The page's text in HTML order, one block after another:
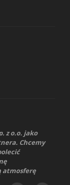
z o.o. jako
Chcemy
atmosferę